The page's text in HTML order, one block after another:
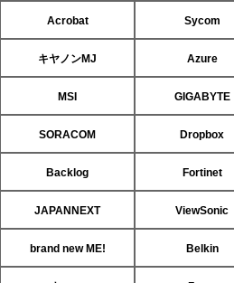
Acrobat Sycom
キヤノンMJ Azure
MSI GIGABYTE
SORACOM Dropbox
Backlog Fortinet
JAPANNEXT ViewSonic
brand new ME! Belkin